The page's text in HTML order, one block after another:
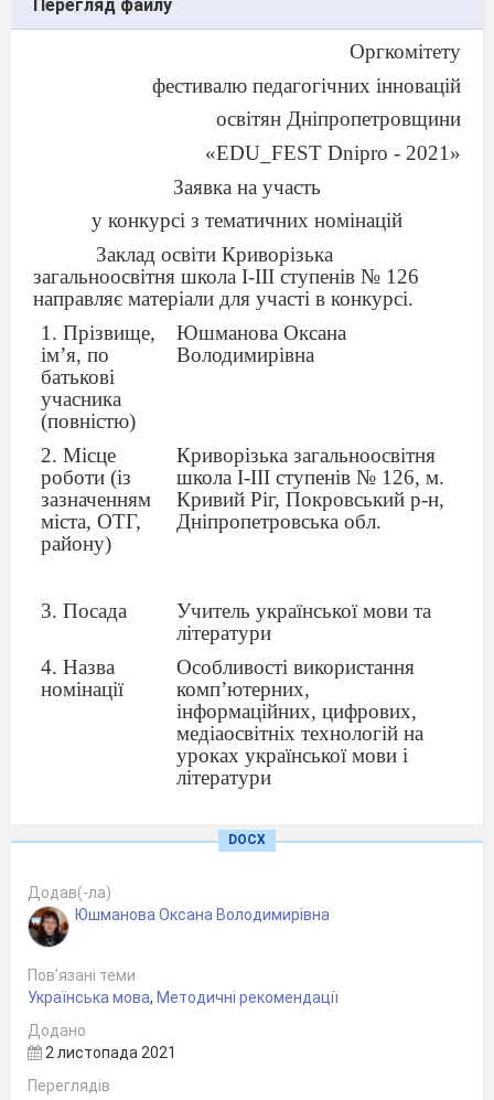
Перегляд файлу
Оргкомітету
фестивалю педагогічних інновацій
освітян Дніпропетровщини
«EDU_FEST Dnipro - 2021»
Заявка на участь
у конкурсі з тематичних номінацій
Заклад освіти Криворізька
загальноосвітня школа І-ІІІ ступенів № 126
направляє матеріали для участі в конкурсі.
1. Прізвище,
ім’я, по
батькові
учасника
(повністю)
Юшманова Оксана
Володимирівна
2. Місце
роботи (із
зазначенням
міста, ОТГ,
району)
Криворізька загальноосвітня
школа І-ІІІ ступенів № 126, м.
Кривий Ріг, Покровський р-н,
Дніпропетровська обл.
3. Посада
Учитель української мови та
літератури
4. Назва
номінації
Особливості використання
комп’ютерних,
інформаційних, цифрових,
медіаосвітніх технологій на
уроках української мови і
літератури
робота (для
позашкільної
освіти - для
гуртків
якого
напряму)
літератури
6. Для якого
класу
(класів)
DOCX
Додав(-ла)
Юшманова Оксана Володимирівна
Пов’язані теми
Українська мова, Методичні рекомендації
Додано
2 листопада 2021
Переглядів